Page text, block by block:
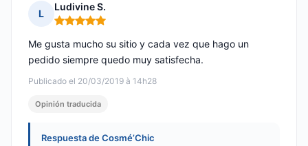
L
Ludivine S.
Nota: 5 de 5
Publicado el 20/03/2019 à 14h28
Me gusta mucho su sitio y cada vez que hago un
pedido siempre quedo muy satisfecha.
Opinión traducida
Respuesta de Cosmé’Chic